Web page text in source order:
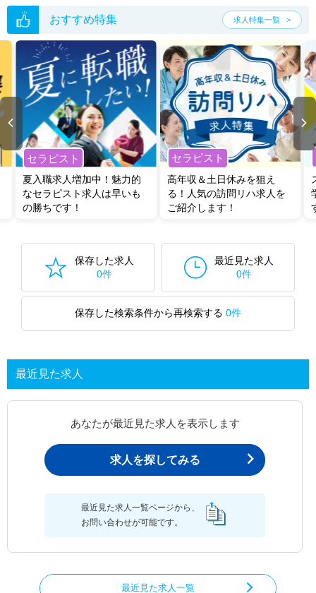
おすすめ特集 求人特集一覧
セラピスト
夏入職求人増加中！魅力的
なセラピスト求人は早いも
の勝ちです！
セラピスト
高年収＆土日休みを狙え
る！人気の訪問リハ求人を
ご紹介します！
保存した求人
0件
最近見た求人
0件
保存した検索条件から再検索する 0件
最近見た求人
あなたが最近見た求人を表示します
求人を探してみる
最近見た求人一覧ページから、
お問い合わせが可能です。
最近見た求人一覧